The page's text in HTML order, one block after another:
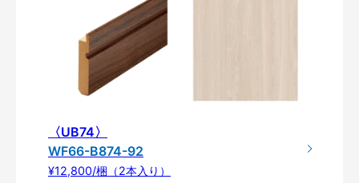
〈UB74〉
WF66-B874-92
¥12,800/梱（2本入り）